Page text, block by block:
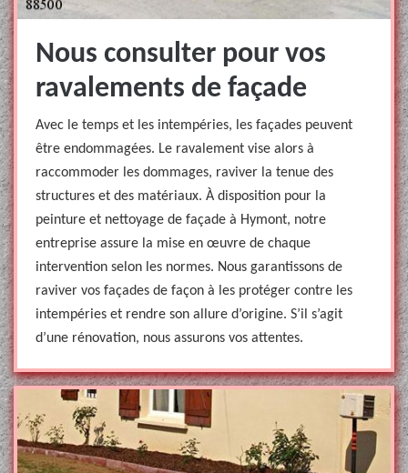
Nous consulter pour vos
ravalements de façade
Avec le temps et les intempéries, les façades peuvent
être endommagées. Le ravalement vise alors à
raccommoder les dommages, raviver la tenue des
structures et des matériaux. À disposition pour la
peinture et nettoyage de façade à Hymont, notre
entreprise assure la mise en œuvre de chaque
intervention selon les normes. Nous garantissons de
raviver vos façades de façon à les protéger contre les
intempéries et rendre son allure d’origine. S’il s’agit
d’une rénovation, nous assurons vos attentes.